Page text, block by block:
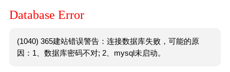
Database Error
(1040) 365建站错误警告：连接数据库失败，可能的原
因：1、数据库密码不对; 2、mysql未启动。